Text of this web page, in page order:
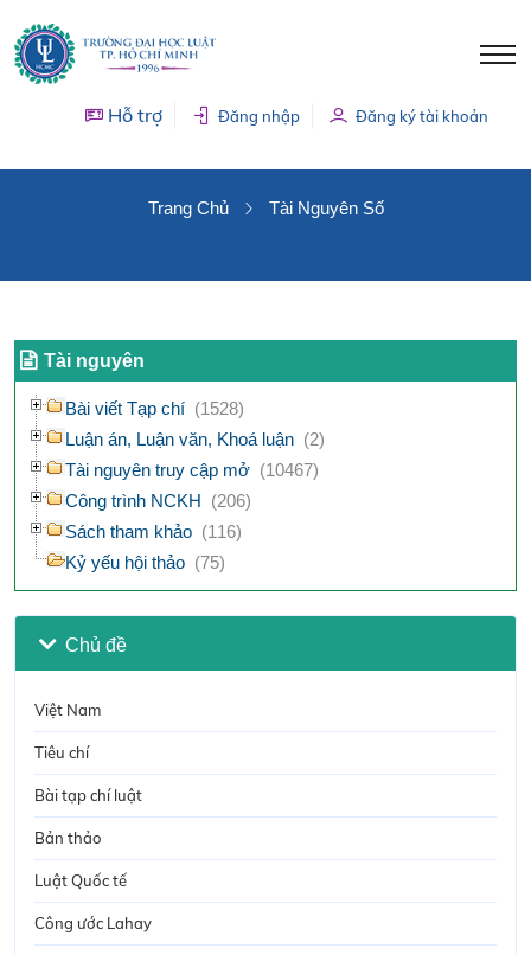
Hỗ trợ Đăng nhập Đăng ký tài khoản
Trang Chủ Tài Nguyên Số
Tài nguyên
Bài viết Tạp chí (1528)
Luận án, Luận văn, Khoá luận (2)
Tài nguyên truy cập mở (10467)
Công trình NCKH (206)
Sách tham khảo (116)
Kỷ yếu hội thảo (75)
Chủ đề
Việt Nam
Tiêu chí
Bài tạp chí luật
Bản thảo
Luật Quốc tế
Công ước Lahay